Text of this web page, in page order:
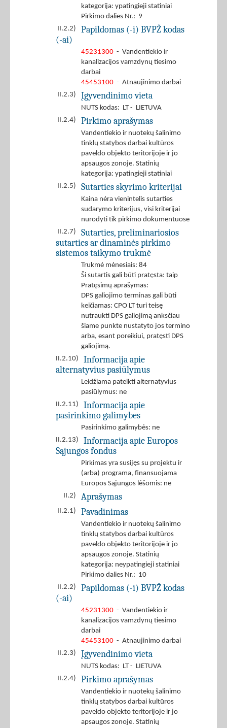
kategorija: ypatingieji statiniai
Pirkimo dalies Nr.: 9
II.2.2)
Papildomas (-i) BVPŽ kodas
(-ai)
45231300 - Vandentiekio ir
kanalizacijos vamzdynų tiesimo
darbai
45453100 - Atnaujinimo darbai
II.2.3)
Įgyvendinimo vieta
NUTS kodas: LT - LIETUVA
II.2.4)
Pirkimo aprašymas
Vandentiekio ir nuotekų šalinimo
tinklų statybos darbai kultūros
paveldo objekto teritorijoje ir jo
apsaugos zonoje. Statinių
kategorija: ypatingieji statiniai
II.2.5)
Sutarties skyrimo kriterijai
Kaina nėra vienintelis sutarties
sudarymo kriterijus, visi kriterijai
nurodyti tik pirkimo dokumentuose
II.2.7)
Sutarties, preliminariosios
sutarties ar dinaminės pirkimo
sistemos taikymo trukmė
Trukmė mėnesiais: 84
Ši sutartis gali būti pratęsta: taip
Pratęsimų aprašymas:
DPS galiojimo terminas gali būti
keičiamas: CPO LT turi teisę
nutraukti DPS galiojimą anksčiau
šiame punkte nustatyto jos termino
arba, esant poreikiui, pratęsti DPS
galiojimą.
II.2.10)
Informacija apie
alternatyvius pasiūlymus
Leidžiama pateikti alternatyvius
pasiūlymus: ne
II.2.11)
Informacija apie
pasirinkimo galimybes
Pasirinkimo galimybės: ne
II.2.13)
Informacija apie Europos
Sąjungos fondus
Pirkimas yra susijęs su projektu ir
(arba) programa, finansuojama
Europos Sąjungos lėšomis: ne
II.2)
Aprašymas
II.2.1) Pavadinimas
Vandentiekio ir nuotekų šalinimo
tinklų statybos darbai kultūros
paveldo objekto teritorijoje ir jo
apsaugos zonoje. Statinių
kategorija: neypatingieji statiniai
Pirkimo dalies Nr.: 10
II.2.2)
Papildomas (-i) BVPŽ kodas
(-ai)
45231300 - Vandentiekio ir
kanalizacijos vamzdynų tiesimo
darbai
45453100 - Atnaujinimo darbai
II.2.3)
Įgyvendinimo vieta
NUTS kodas: LT - LIETUVA
II.2.4)
Pirkimo aprašymas
Vandentiekio ir nuotekų šalinimo
tinklų statybos darbai kultūros
paveldo objekto teritorijoje ir jo
apsaugos zonoje. Statinių